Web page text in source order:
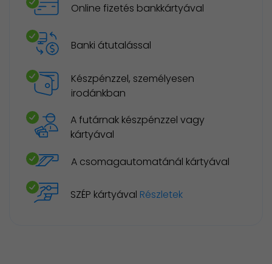
Online fizetés bankkártyával
Banki átutalással
Készpénzzel, személyesen
irodánkban
A futárnak készpénzzel vagy
kártyával
A csomagautomatánál kártyával
SZÉP kártyával Részletek